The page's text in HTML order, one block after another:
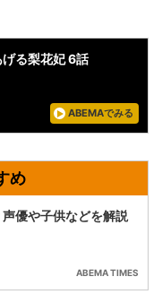
る梨花妃 6話
ABEMAでみる
優や子供などを解説
ABEMA TIMES